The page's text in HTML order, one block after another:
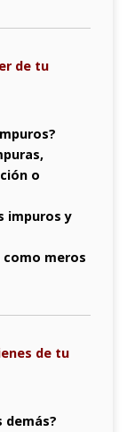
de tu
o
impuros y
como meros
de tu
demás?